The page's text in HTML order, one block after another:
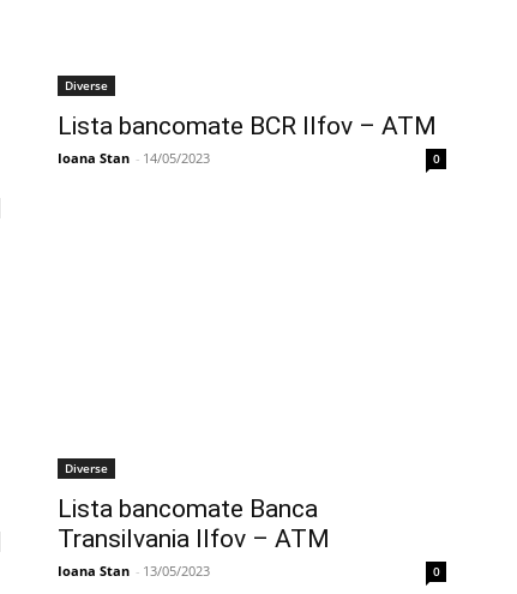
Diverse
Lista bancomate BCR Ilfov – ATM
Ioana Stan - 14/05/2023 0
Diverse
Lista bancomate Banca
Transilvania Ilfov – ATM
Ioana Stan - 13/05/2023 0